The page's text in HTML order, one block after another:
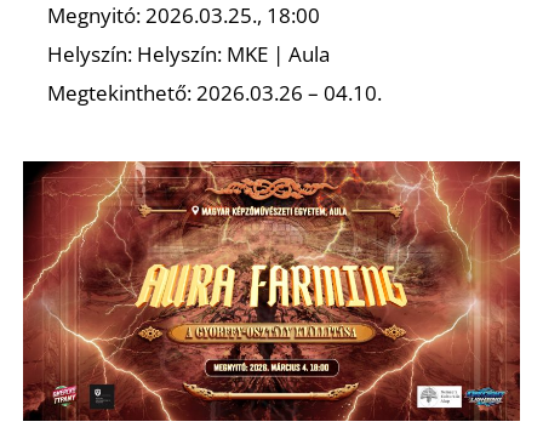
Megnyitó: 2026.03.25., 18:00
Helyszín: Helyszín: MKE | Aula
Megtekinthető: 2026.03.26 – 04.10.